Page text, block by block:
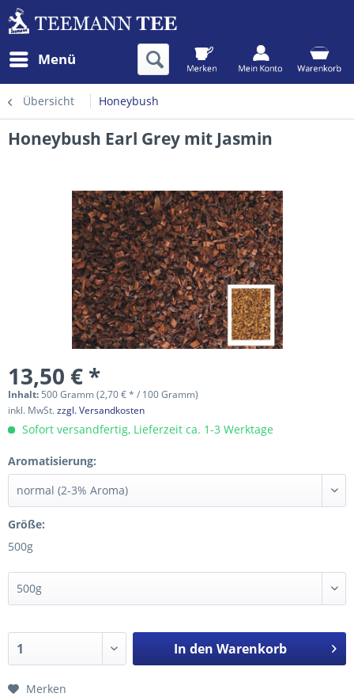
Menü
Übersicht Honeybush
Honeybush Earl Grey mit Jasmin
13,50 € *
Inhalt: 500 Gramm (2,70 € * / 100 Gramm)
inkl. MwSt.zzgl. Versandkosten
Sofort versandfertig, Lieferzeit ca. 1-3 Werktage
Aromatisierung:
Größe:
500g
In den Warenkorb
Merken